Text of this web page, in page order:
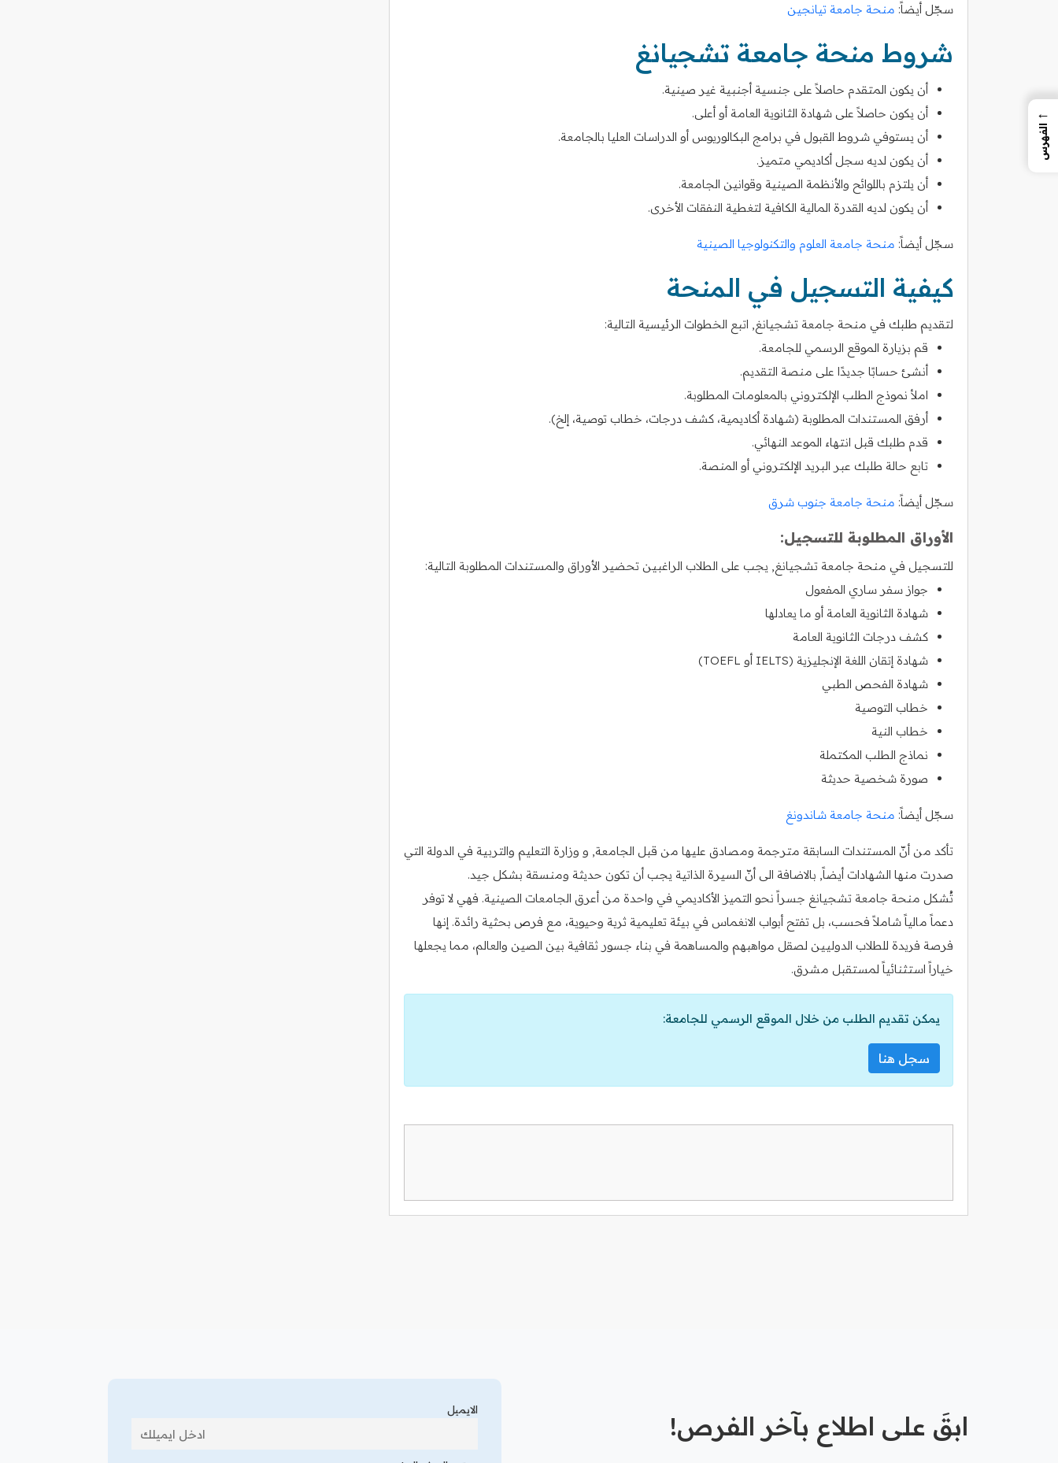
سجّل أيضاً: منحة جامعة تيانجين
شروط منحة جامعة تشجيانغ
أن يكون المتقدم حاصلاً على جنسية أجنبية غير صينية.
أن يكون حاصلاً على شهادة الثانوية العامة أو أعلى.
أن يستوفي شروط القبول في برامج البكالوريوس أو الدراسات العليا بالجامعة.
أن يكون لديه سجل أكاديمي متميز.
أن يلتزم باللوائح والأنظمة الصينية وقوانين الجامعة.
أن يكون لديه القدرة المالية الكافية لتغطية النفقات الأخرى.
سجّل أيضاً: منحة جامعة العلوم والتكنولوجيا الصينية
كيفية التسجيل في المنحة
لتقديم طلبك في منحة جامعة تشجيانغ, اتبع الخطوات الرئيسية التالية:
قم بزيارة الموقع الرسمي للجامعة.
أنشئ حسابًا جديدًا على منصة التقديم.
املأ نموذج الطلب الإلكتروني بالمعلومات المطلوبة.
أرفق المستندات المطلوبة (شهادة أكاديمية، كشف درجات، خطاب توصية، إلخ).
قدم طلبك قبل انتهاء الموعد النهائي.
تابع حالة طلبك عبر البريد الإلكتروني أو المنصة.
سجّل أيضاً: منحة جامعة جنوب شرق
الأوراق المطلوبة للتسجيل:
للتسجيل في منحة جامعة تشجيانغ, يجب على الطلاب الراغبين تحضير الأوراق والمستندات المطلوبة التالية:
جواز سفر ساري المفعول
شهادة الثانوية العامة أو ما يعادلها
كشف درجات الثانوية العامة
شهادة إتقان اللغة الإنجليزية (IELTS أو TOEFL)
شهادة الفحص الطبي
خطاب التوصية
خطاب النية
نماذج الطلب المكتملة
صورة شخصية حديثة
سجّل أيضاً: منحة جامعة شاندونغ
تأكد من أنّ المستندات السابقة مترجمة ومصادق عليها من قبل الجامعة, و وزارة التعليم والتربية في الدولة التي
صدرت منها الشهادات أيضاً, بالاضافة الى أنّ السيرة الذاتية يجب أن تكون حديثة ومنسقة بشكل جيد.
تُشكل منحة جامعة تشجيانغ جسراً نحو التميز الأكاديمي في واحدة من أعرق الجامعات الصينية. فهي لا توفر
دعماً مالياً شاملاً فحسب، بل تفتح أبواب الانغماس في بيئة تعليمية ثرية وحيوية، مع فرص بحثية رائدة. إنها
فرصة فريدة للطلاب الدوليين لصقل مواهبهم والمساهمة في بناء جسور ثقافية بين الصين والعالم، مما يجعلها
خياراً استثنائياً لمستقبل مشرق.
يمكن تقديم الطلب من خلال الموقع الرسمي للجامعة:
سجل هنا
ابقَ على اطلاع بآخر الفرص!
الايميل
←
الفهرس